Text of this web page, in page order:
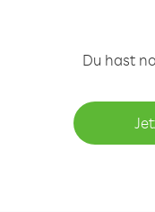
Du hast